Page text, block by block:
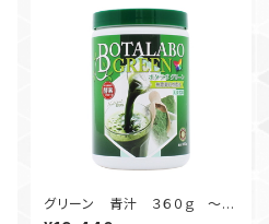
グリーン 青汁 ３６０ｇ ～酵
素が生きてる完全無農薬・自然